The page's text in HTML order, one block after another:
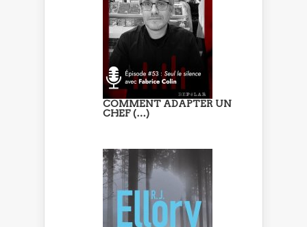
COMMENT ADAPTER UN
CHEF (…)